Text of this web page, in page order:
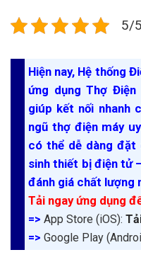
5/
Hiện nay, Hệ thống
ứng dụng Thợ
giúp kết nối nhanh
ngũ thợ điện máy
có thể dễ dàng đặt
sinh thiết bị điện tử
đánh giá chất lượng
Tải ngay ứng dụng
=> App Store (iOS):
=> Google Play